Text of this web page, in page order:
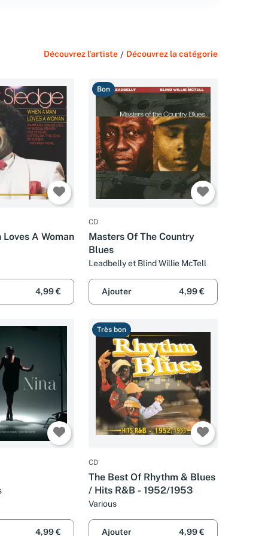
Découvrez l'artiste / Découvrez la catégorie
Loves A Woman
4,99 €
Bon
CD
Masters Of The Country
Blues
Leadbelly et Blind Willie McTell
Ajouter 4,99 €
4,99 €
Très bon
CD
The Best Of Rhythm & Blues
/ Hits R&B - 1952/1953
Various
Ajouter 4,99 €